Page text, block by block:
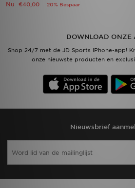
Nu €40,00 20% Bespaar
DOWNLOAD ONZE
Shop 24/7 met de JD Sports iPhone-app!
onze nieuwste producten en
Nieuwsbrief